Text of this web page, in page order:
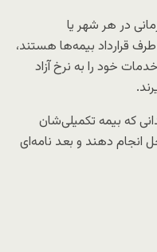
در هر شهر یا
طرف قرارداد بیمه‌ها هستند،
خود را به نرخ آزاد
که بیمه تکمیلی‌شان
انجام دهند و بعد نامه‌ای